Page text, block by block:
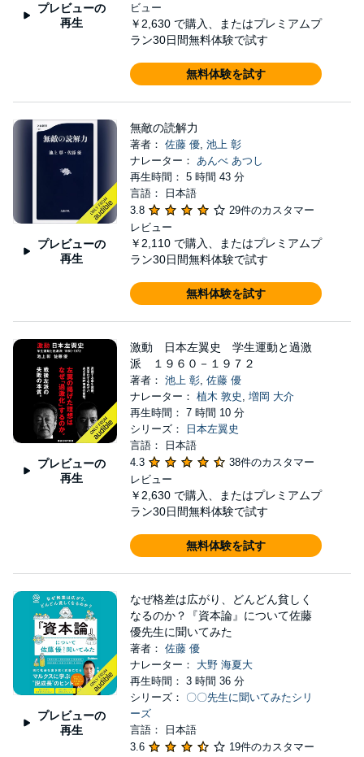
プレビューの
再生
ビュー
￥2,630 で購入、またはプレミアムプ
ラン30日間無料体験で試す
無料体験を試す
プレビューの
再生
無敵の読解力
著者： 佐藤 優, 池上 彰
ナレーター： あんべ あつし
再生時間： 5 時間 43 分
言語： 日本語
3.8
29件のカスタマー
レビュー
￥2,110 で購入、またはプレミアムプ
ラン30日間無料体験で試す
無料体験を試す
プレビューの
再生
激動 日本左翼史 学生運動と過激
派 １９６０－１９７２
著者： 池上 彰, 佐藤 優
ナレーター： 植木 敦史 , 増岡 大介
再生時間： 7 時間 10 分
シリーズ：
日本左翼史
言語： 日本語
4.3
38件のカスタマー
レビュー
￥2,630 で購入、またはプレミアムプ
ラン30日間無料体験で試す
無料体験を試す
プレビューの
再生
なぜ格差は広がり、どんどん貧しく
なるのか？『資本論』について佐藤
優先生に聞いてみた
著者： 佐藤 優
ナレーター： 大野 海夏大
再生時間： 3 時間 36 分
シリーズ： 〇〇先生に聞いてみたシリ
ーズ
言語： 日本語
3.6
19件のカスタマー